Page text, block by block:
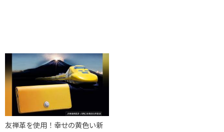
友禅革を使用！幸せの黄色い新